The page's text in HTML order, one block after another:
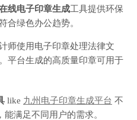
线电子印章生成工具提供环保
合绿色办公趋势。
师使用电子印章处理法律文
平台生成的高质量印章可用于
like 九州电子印章生成平台 不
满足不同用户的需求。